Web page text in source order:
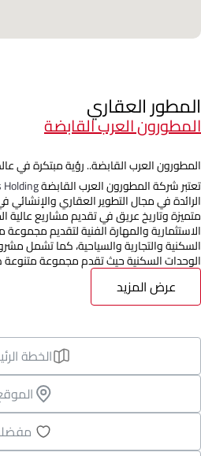
المطور العقاري
المطورون العرب القابضة
المطورون العرب القابضة.. رؤية مبتكرة في
تعتبر شركة المطورون العرب القابضةHolding
الرائدة في مجال التطوير العقاري
متميزة وتاريخ عريق في تقديم مشاريع عالية
الاستثمارية والمهارة الفنية لتقديم
السكنية والتجارية والسياحية، كما تشمل
الوحدات السكنية حيث تقدم مجموعة متنوعة
عرض المزيد
الخطة